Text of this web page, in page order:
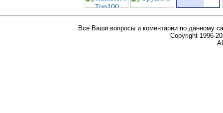
Все Ваши вопросы и коментарии по данному
Copyright 1996-